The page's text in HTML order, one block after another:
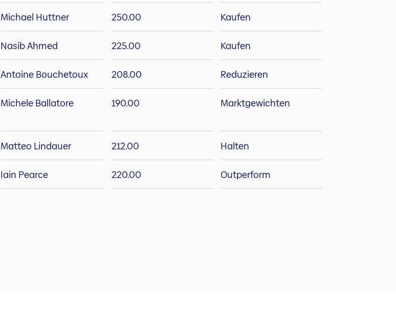
Michael Huttner 250.00 Kaufen
Nasib Ahmed 225.00 Kaufen
Antoine Bouchetoux 208.00 Reduzieren
Michele Ballatore 190.00 Marktgewichten
Matteo Lindauer 212.00 Halten
Iain Pearce 220.00 Outperform